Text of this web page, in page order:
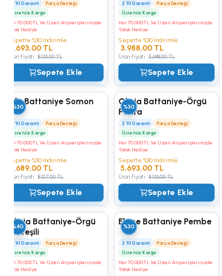
2 Yıl Garanti
Parça Desteği
Ücretsiz Kargo
Her 70.000TL Ve Üzeri Alışverişlerinizde
Yatak Hediye
Sepette %30 İndirimle
5.693,00 TL
Ürün Fiyatı 8.133,00 TL
Sepete Ekle
2 Yıl Garanti
Parça Desteği
Ücretsiz Kargo
Her 70.000TL Ve Üzeri Alışverişlerinizde
Yatak Hediye
Sepette %30 İndirimle
3.988,00 TL
Ürün Fiyatı 5.698,00 TL
Sepete Ekle
Life Battaniye Somon
2 Yıl Garanti
Parça Desteği
Ücretsiz Kargo
Her 70.000TL Ve Üzeri Alışverişlerinizde
Yatak Hediye
%30
Sepette %30 İndirimle
5.689,00 TL
Ürün Fiyatı 8.127,00 TL
Sepete Ekle
Olivia Battaniye-Örgü
Pudra
2 Yıl Garanti
Parça Desteği
Ücretsiz Kargo
Her 70.000TL Ve Üzeri Alışverişlerinizde
Yatak Hediye
%30
Sepette %30 İndirimle
5.693,00 TL
Ürün Fiyatı 8.133,00 TL
Sepete Ekle
Olivia Battaniye-Örgü
Su Yeşili
2 Yıl Garanti
Parça Desteği
Ücretsiz Kargo
Her 70.000TL Ve Üzeri Alışverişlerinizde
Yatak Hediye
%40
Ekose Battaniye Pembe
2 Yıl Garanti
Parça Desteği
Ücretsiz Kargo
Her 70.000TL Ve Üzeri Alışverişlerinizde
Yatak Hediye
%30